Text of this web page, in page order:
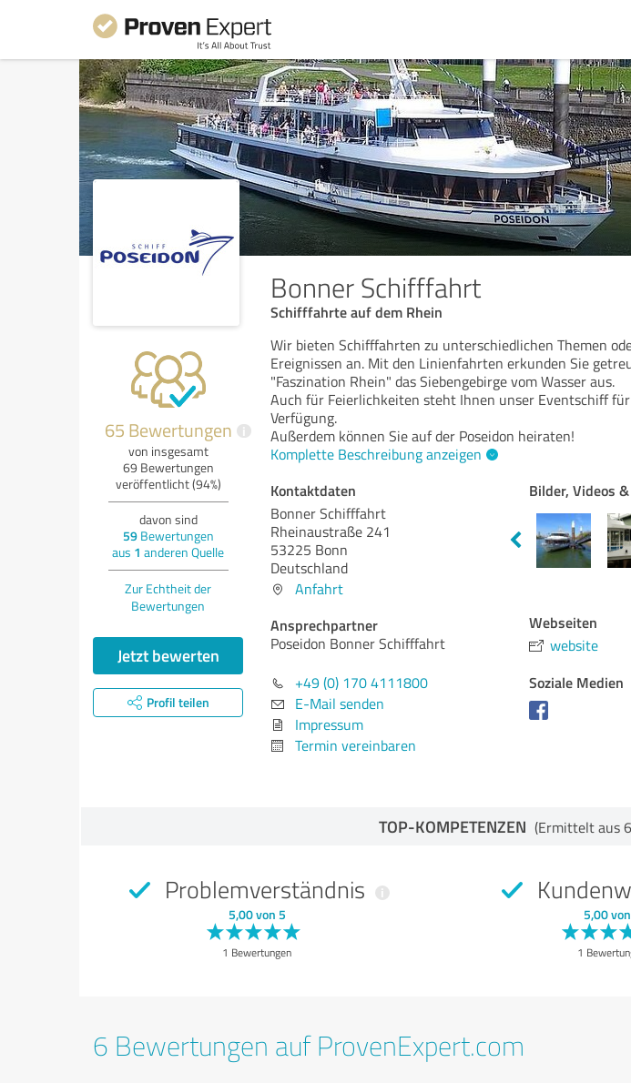
Bonner Schifffahrt
Schifffahrte auf dem Rhein
65 Bewertungen i
von insgesamt
69 Bewertungen
veröffentlicht (94%)
davon sind
59Bewertungen
aus 1 anderen Quelle
Zur Echtheit der
Bewertungen
Jetzt bewerten
Profil teilen
Wir bieten Schifffahrten zu unterschiedlichen Themen
Ereignissen an. Mit den Linienfahrten erkunden Sie
"Faszination Rhein" das Siebengebirge vom Wasser aus.
Auch für Feierlichkeiten steht Ihnen unser Eventschiff
Verfügung.
Außerdem können Sie auf der Poseidon heiraten!
Komplette Beschreibung anzeigen
Kontaktdaten
Bonner Schifffahrt
Rheinaustraße 241
53225 Bonn
Deutschland
Anfahrt
Ansprechpartner
Poseidon Bonner Schifffahrt
+49 (0) 170 4111800
E-Mail senden
Impressum
Termin vereinbaren
Bilder, Videos
Webseiten
website
Soziale Medien
TOP-KOMPETENZEN (Ermittelt aus
Problemverständnis
5,00 von 5
1 Bewertungen
5,00
1
6 Bewertungen auf ProvenExpert.com